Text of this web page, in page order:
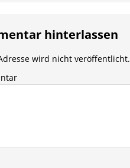
hinterlassen
wird nicht veröffentlicht.